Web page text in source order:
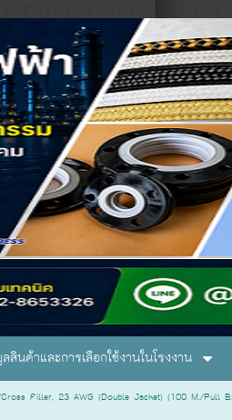
ค้าและการเลือกใช้งานในโรงงาน
Filler, 23 AWG (Double Jacket) (100 M./Pull